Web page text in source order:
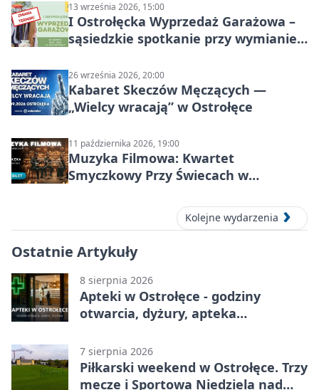
13 września 2026, 15:00
I Ostrołęcka Wyprzedaż Garażowa –
sąsiedzkie spotkanie przy wymianie
26 września 2026, 20:00
Kabaret Skeczów Męczących —
„Wielcy wracają” w Ostrołęce
11 października 2026, 19:00
Muzyka Filmowa: Kwartet
Smyczkowy Przy Świecach w
Kolejne wydarzenia
Ostatnie Artykuły
8 sierpnia 2026
Apteki w Ostrołęce - godziny
otwarcia, dyżury, apteka
7 sierpnia 2026
Piłkarski weekend w Ostrołęce. Trzy
mecze i Sportowa Niedziela nad